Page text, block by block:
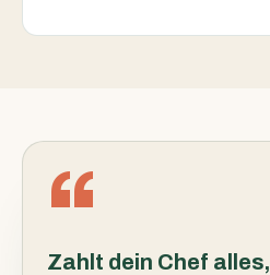
Zahlt dein Chef